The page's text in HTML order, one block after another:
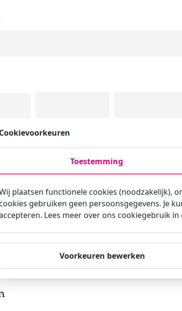
het e-mailadres in waarmee je zakelijk/
ook een cursist?
Cookievoorkeuren
Toestemming
plaatsen functionele cookies (noodzakelijk),
cookies gebruiken geen persoonsgegevens. Je
Lees meer over ons cookiegebruik in
Voorkeuren bewerken